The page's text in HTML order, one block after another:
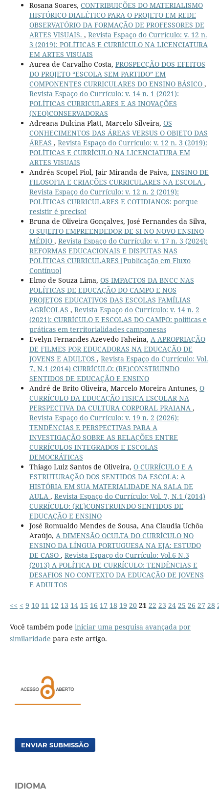
Rosana Soares, CONTRIBUIÇÕES DO MATERIALISMO
HISTÓRICO DIALÉTICO PARA O PROJETO EM REDE
OBSERVATÓRIO DA FORMAÇÃO DE PROFESSORES DE
ARTES VISUAIS. , Revista Espaço do Currículo: v. 12 n.
3 (2019): POLÍTICAS E CURRÍCULO NA LICENCIATURA
EM ARTES VISUAIS
Aurea de Carvalho Costa, PROSPECÇÃO DOS EFEITOS
DO PROJETO “ESCOLA SEM PARTIDO” EM
COMPONENTES CURRICULARES DO ENSINO BÁSICO ,
Revista Espaço do Currículo: v. 14 n. 1 (2021):
POLÍTICAS CURRICULARES E AS INOVAÇÕES
(NEO)CONSERVADORAS
Adreana Dulcina Platt, Marcelo Silveira, OS
CONHECIMENTOS DAS ÁREAS VERSUS O OBJETO DAS
ÁREAS , Revista Espaço do Currículo: v. 12 n. 3 (2019):
POLÍTICAS E CURRÍCULO NA LICENCIATURA EM
ARTES VISUAIS
Andréa Scopel Piol, Jair Miranda de Paiva, ENSINO DE
FILOSOFIA E CRIAÇÕES CURRICULARES NA ESCOLA ,
Revista Espaço do Currículo: v. 12 n. 2 (2019):
POLÍTICAS CURRICULARES E COTIDIANOS: porque
resistir é preciso!
Bruna de Oliveira Gonçalves, José Fernandes da Silva,
O SUJEITO EMPREENDEDOR DE SI NO NOVO ENSINO
MÉDIO , Revista Espaço do Currículo: v. 17 n. 3 (2024):
REFORMAS EDUCACIONAIS E DISPUTAS NAS
POLÍTICAS CURRICULARES [Publicação em Fluxo
Contínuo]
Elmo de Souza Lima, OS IMPACTOS DA BNCC NAS
POLÍTICAS DE EDUCAÇÃO DO CAMPO E NOS
PROJETOS EDUCATIVOS DAS ESCOLAS FAMÍLIAS
AGRÍCOLAS , Revista Espaço do Currículo: v. 14 n. 2
(2021): CURRÍCULO E ESCOLAS DO CAMPO: políticas e
práticas em territorialidades camponesas
Evelyn Fernandes Azevedo Faheina, A APROPRIAÇÃO
DE FILMES POR EDUCADORAS NA EDUCAÇÃO DE
JOVENS E ADULTOS , Revista Espaço do Currículo: Vol.
7, N.1 (2014) CURRÍCULO: (RE)CONSTRUINDO
SENTIDOS DE EDUCAÇÃO E ENSINO
André de Brito Oliveira, Marcelo Moreira Antunes, O
CURRÍCULO DA EDUCAÇÃO FISICA ESCOLAR NA
PERSPECTIVA DA CULTURA CORPORAL PRAIANA ,
Revista Espaço do Currículo: v. 19 n. 2 (2026):
TENDÊNCIAS E PERSPECTIVAS PARA A
INVESTIGAÇÃO SOBRE AS RELAÇÕES ENTRE
CURRÍCULOS INTEGRADOS E ESCOLAS
DEMOCRÁTICAS
Thiago Luiz Santos de Oliveira, O CURRÍCULO E A
ESTRUTURAÇÃO DOS SENTIDOS DA ESCOLA: A
HISTÓRIA EM SUA MATERIALIDADE NA SALA DE
AULA , Revista Espaço do Currículo: Vol. 7, N.1 (2014)
CURRÍCULO: (RE)CONSTRUINDO SENTIDOS DE
EDUCAÇÃO E ENSINO
José Romualdo Mendes de Sousa, Ana Claudia Uchôa
Araújo, A DIMENSÃO OCULTA DO CURRÍCULO NO
ENSINO DA LÍNGUA PORTUGUESA NA EJA: ESTUDO
DE CASO , Revista Espaço do Currículo: Vol.6 N.3
(2013) A POLÍTICA DE CURRÍCULO: TENDÊNCIAS E
DESAFIOS NO CONTEXTO DA EDUCAÇÃO DE JOVENS
E ADULTOS
<< < 9 10 11 12 13 14 15 16 17 18 19 20 21 22 23 24 25 26 27 28
Você também pode iniciar uma pesquisa avançada por
similaridade para este artigo.
ENVIAR SUBMISSÃO
IDIOMA